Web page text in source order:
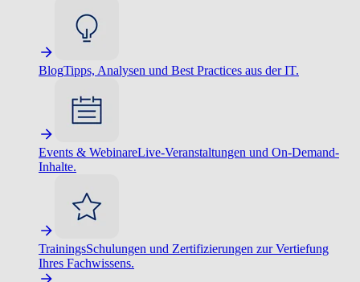
BlogTipps, Analysen und Best Practices aus der IT.
Events & WebinareLive-Veranstaltungen und On-Demand-
Inhalte.
TrainingsSchulungen und Zertifizierungen zur Vertiefung
Ihres Fachwissens.